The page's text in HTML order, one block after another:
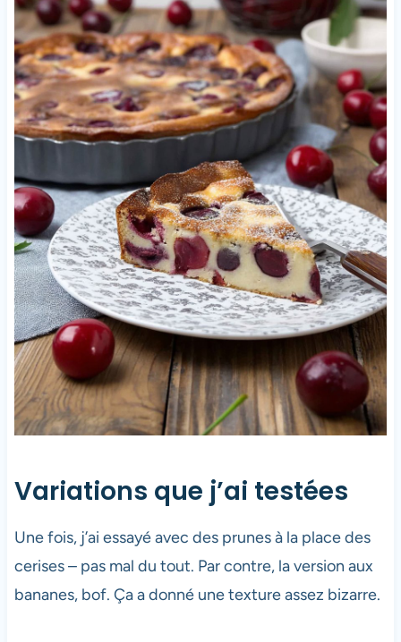
Variations que j’ai testées
Une fois, j’ai essayé avec des prunes à la place des
cerises – pas mal du tout. Par contre, la version aux
bananes, bof. Ça a donné une texture assez bizarre.